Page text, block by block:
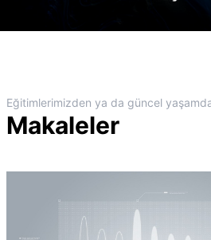
Eğitimlerimizden ya da güncel
Makaleler